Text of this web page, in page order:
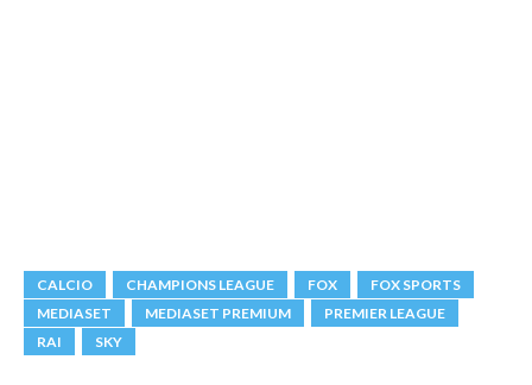
CALCIO CHAMPIONS LEAGUE FOX
FOX SPORTS
MEDIASET
MEDIASET PREMIUM
PREMIER LEAGUE
RAI
SKY